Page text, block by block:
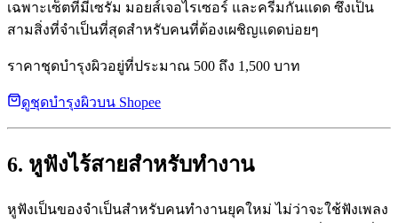
เฉพาะเซ็ตที่มีเซรั่ม มอยส์เจอไรเซอร์ และครีมกันแดด ซึ่งเป็น
สามสิ่งที่จำเป็นที่สุดสำหรับคนที่ต้องเผชิญแดดบ่อยๆ
ราคาชุดบำรุงผิวอยู่ที่ประมาณ 500 ถึง 1,500 บาท
ดูชุดบำรุงผิวบน Shopee
6. หูฟังไร้สายสำหรับทำงาน
หูฟังเป็นของจำเป็นสำหรับคนทำงานยุคใหม่ ไม่ว่าจะใช้ฟังเพลง